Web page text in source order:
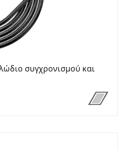
συγχρονισμού και